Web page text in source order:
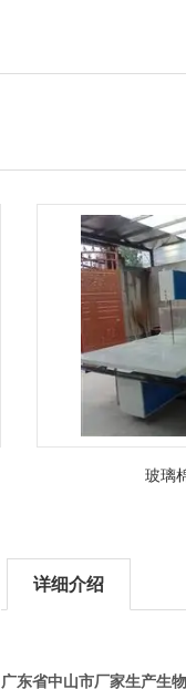
玻璃
详细介绍
广东省中山市厂家生产生